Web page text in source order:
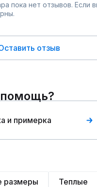
пока нет отзывов. Если
отзыв
и примерка
размеры Теплые